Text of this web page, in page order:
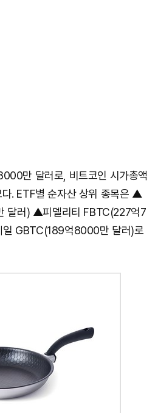
만 달러로, 비트코인 시가총액
. ETF별 순자산 상위 종목은 ▲
달러) ▲피델리티 FBTC(227억7
GBTC(189억8000만 달러)로